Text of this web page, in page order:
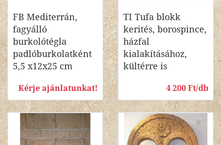
FB Mediterrán,
fagyálló
burkolótégla
padlóburkolatként
5,5 x12x25 cm
Kérje ajánlatunkat!
TI Tufa blokk
kerités, borospince,
házfal
kialakításához,
kültérre is
4 200 Ft/db